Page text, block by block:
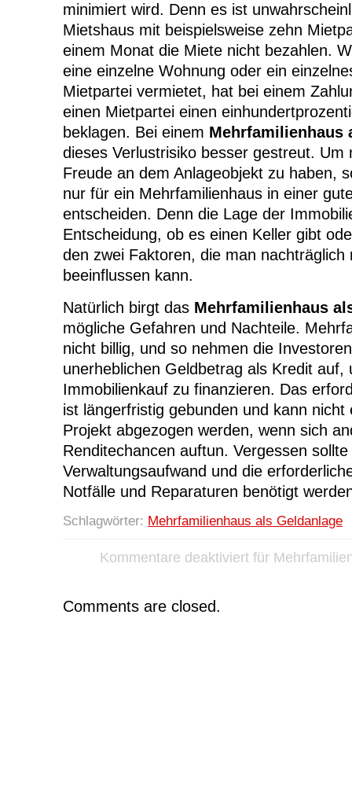
minimiert wird. Denn es ist
Mietshaus mit beispielsweise zehn
einem Monat die Miete nicht bezahlen.
eine einzelne Wohnung oder ein
Mietpartei vermietet, hat bei einem
einen Mietpartei einen
beklagen. Bei einem Mehrfamilienhaus
dieses Verlustrisiko besser gestreut. Um
Freude an dem Anlageobjekt zu haben,
nur für ein Mehrfamilienhaus in einer
entscheiden. Denn die Lage der
Entscheidung, ob es einen Keller gibt
den zwei Faktoren, die man nachträglich
beeinflussen kann.
Natürlich birgt das Mehrfamilienhaus
mögliche Gefahren und Nachteile.
nicht billig, und so nehmen die
unerheblichen Geldbetrag als Kredit auf,
Immobilienkauf zu finanzieren. Das
ist längerfristig gebunden und kann nicht
Projekt abgezogen werden, wenn sich
Renditechancen auftun. Vergessen
Verwaltungsaufwand und die
Notfälle und Reparaturen benötigt
Schlagwörter: Mehrfamilienhaus als Geldanlage
Kommentare deaktiviert für
Comments are closed.